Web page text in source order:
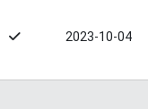
2023-10-04